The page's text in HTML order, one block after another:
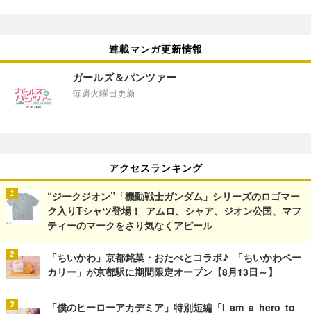
連載マンガ更新情報
ガールズ＆パンツァー
毎週火曜日更新
アクセスランキング
“ジークジオン”「機動戦士ガンダム」シリーズのロゴマー
ク入りTシャツ登場！ アムロ、シャア、ジオン公国、マフ
ティーのマークをさり気なくアピール
「ちいかわ」京都銘菓・おたべとコラボ♪ 「ちいかわベー
カリー」が京都駅に期間限定オープン【8月13日～】
「僕のヒーローアカデミア」特別短編「I am a hero to